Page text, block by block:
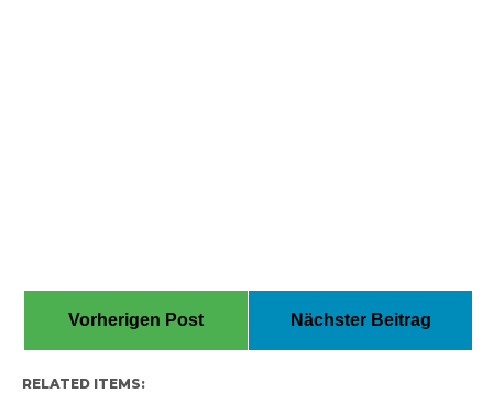
Vorherigen Post Nächster Beitrag
RELATED ITEMS: